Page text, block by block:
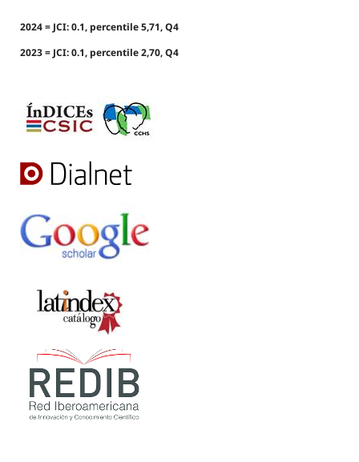
2024 = JCI: 0.1, percentile 5,71, Q4
2023 = JCI: 0.1, percentile 2,70, Q4